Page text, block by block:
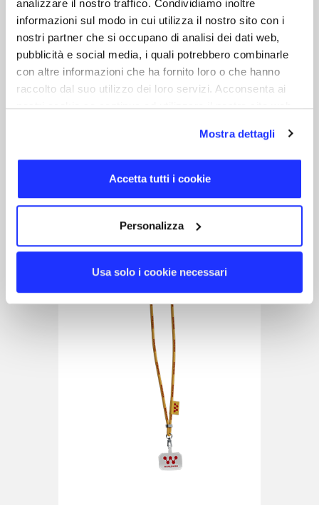
analizzare il nostro traffico. Condividiamo inoltre
informazioni sul modo in cui utilizza il nostro sito con i
nostri partner che si occupano di analisi dei dati web,
pubblicità e social media, i quali potrebbero combinarle
con altre informazioni che ha fornito loro o che hanno
raccolto dal suo utilizzo dei loro servizi. Acconsenta ai
nostri cookie se continua ad utilizzare il nostro sito web.
Mostra dettagli
Accetta tutti i cookie
Personalizza
Usa solo i cookie necessari
verstellbarer Länge